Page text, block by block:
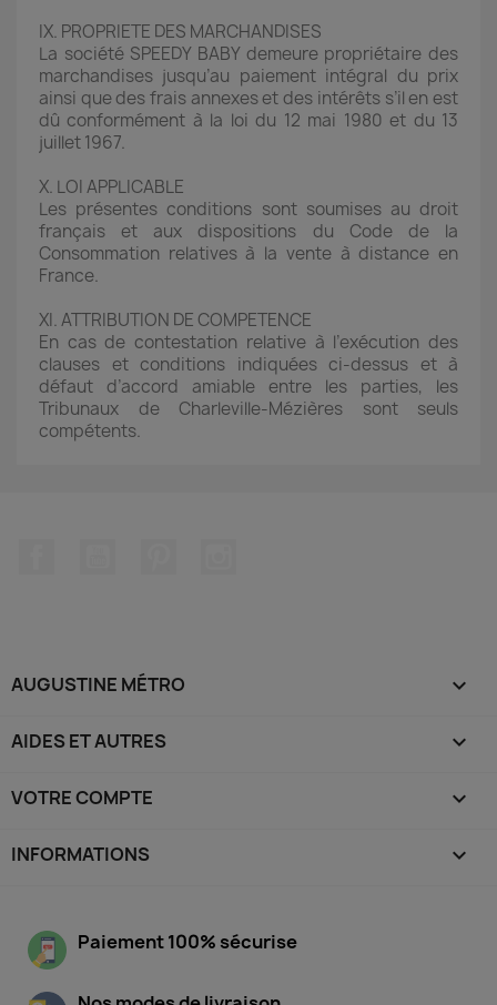
IX. PROPRIETE DES MARCHANDISES
La société SPEEDY BABY demeure propriétaire des
marchandises jusqu’au paiement intégral du prix
ainsi que des frais annexes et des intérêts s’il en est
dû conformément à la loi du 12 mai 1980 et du 13
juillet 1967.
X. LOI APPLICABLE
Les présentes conditions sont soumises au droit
français et aux dispositions du Code de la
Consommation relatives à la vente à distance en
France.
XI. ATTRIBUTION DE COMPETENCE
En cas de contestation relative à l’exécution des
clauses et conditions indiquées ci-dessus et à
défaut d’accord amiable entre les parties, les
Tribunaux de Charleville-Mézières sont seuls
compétents.
AUGUSTINE MÉTRO 
AIDES ET AUTRES 
VOTRE COMPTE 
INFORMATIONS keyboard_arrow_down
Paiement 100% sécurise